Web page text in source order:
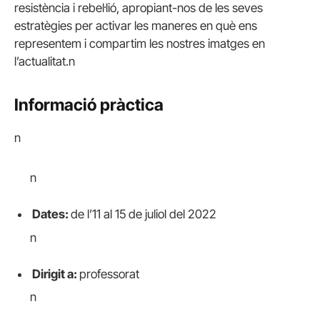
resistència i rebel·lió, apropiant-nos de les seves
estratègies per activar les maneres en què ens
representem i compartim les nostres imatges en
l’actualitat.n
Informació pràctica
n
n
Dates: de l’11 al 15 de juliol del 2022
n
Dirigit a: professorat
n